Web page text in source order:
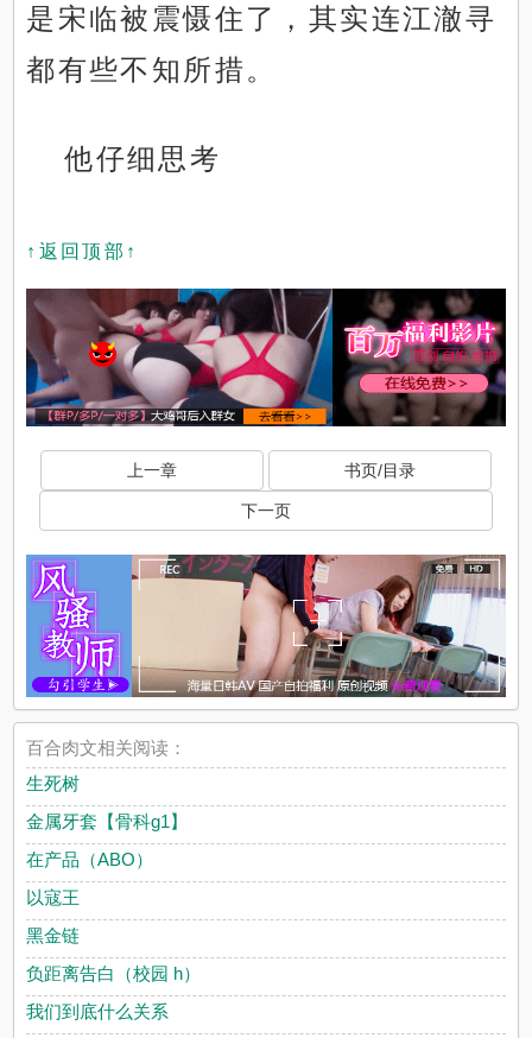
是宋临被震慑住了，其实连江澈寻
都有些不知所措。
他仔细思考
↑返回顶部↑
上一章 书页/目录
下一页
百合肉文相关阅读：
生死树
金属牙套【骨科g1】
在产品（ABO）
以寇王
黑金链
负距离告白（校园 h）
我们到底什么关系